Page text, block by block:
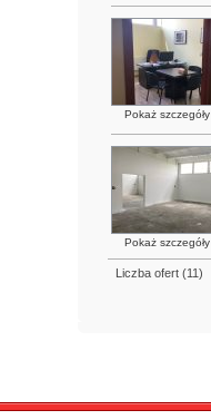
Pokaż szczegóły
Pokaż szczegóły
Liczba ofert (11)